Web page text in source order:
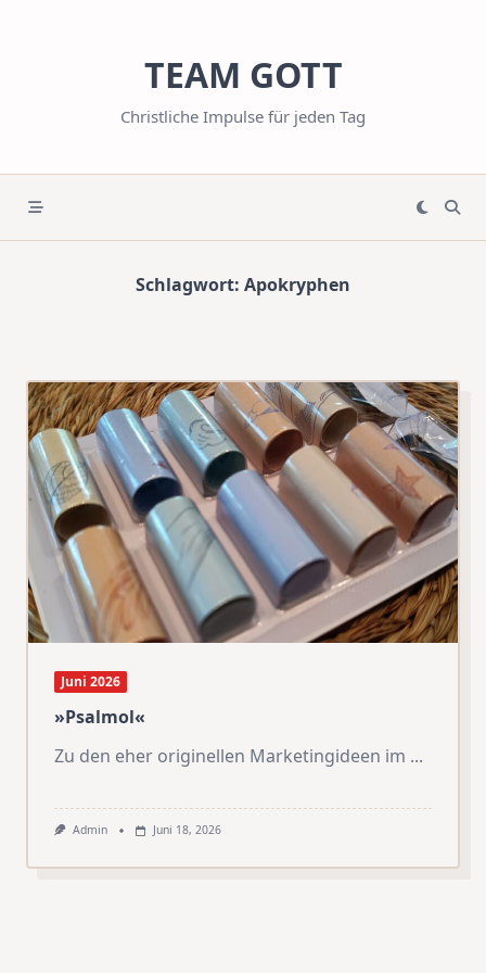
TEAM GOTT
Christliche Impulse für jeden Tag
Schlagwort: Apokryphen
Juni 2026
»Psalmol«
Zu den eher originellen Marketingideen im ...
Admin Juni 18, 2026